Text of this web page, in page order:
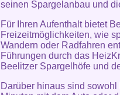
seinen Spargelanbau und
Für Ihren Aufenthalt bietet
Freizeitmöglichkeiten, wie
Wandern oder Radfahren
Führungen durch das
Beelitzer Spargelhöfe und
Darüber hinaus sind